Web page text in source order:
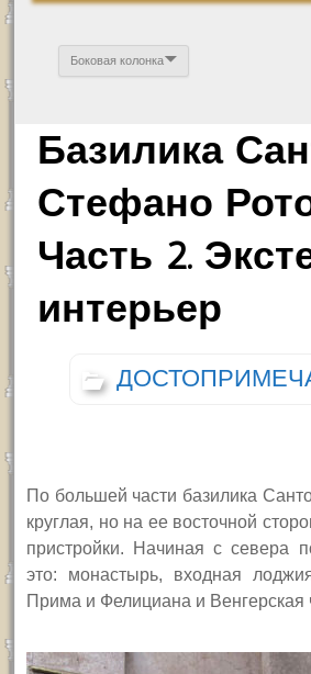
Боковая колонка
Базилика
Стефано
Часть 2.
интерьер
По большей части базилика
круглая, но на ее восточной
пристройки. Начиная с севера
это: монастырь, входная
Прима и Фелициана и Венгерская